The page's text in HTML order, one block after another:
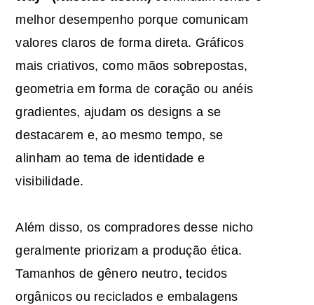
melhor desempenho porque comunicam
valores claros de forma direta. Gráficos
mais criativos, como mãos sobrepostas,
geometria em forma de coração ou anéis
gradientes, ajudam os designs a se
destacarem e, ao mesmo tempo, se
alinham ao tema de identidade e
visibilidade.
Além disso, os compradores desse nicho
geralmente priorizam a produção ética.
Tamanhos de gênero neutro, tecidos
orgânicos ou reciclados e embalagens